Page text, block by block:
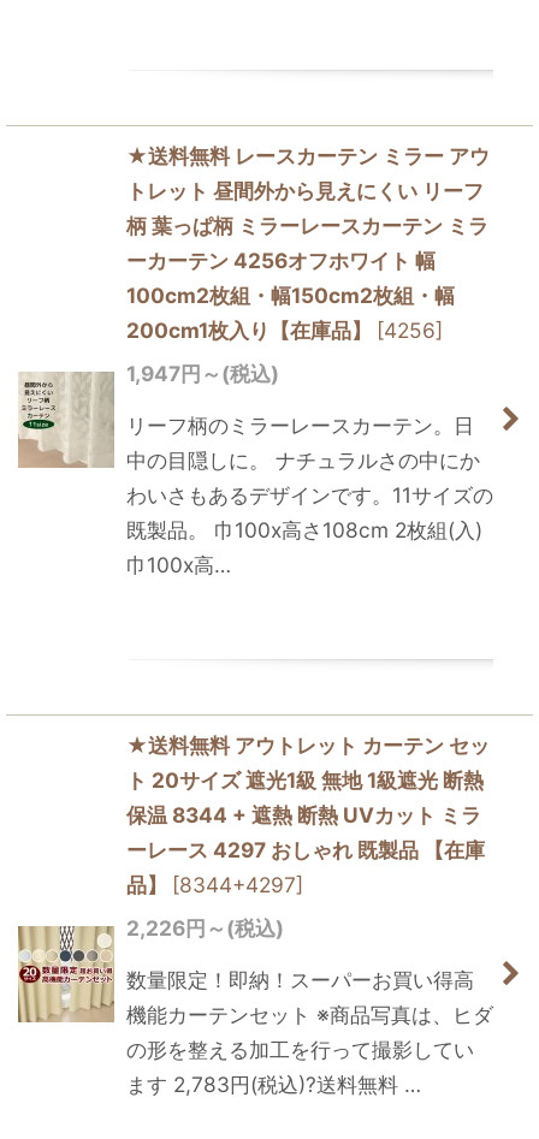
★送料無料 レースカーテン ミラー アウ
トレット 昼間外から見えにくい リーフ
柄 葉っぱ柄 ミラーレースカーテン ミラ
ーカーテン 4256オフホワイト 幅
100cm2枚組・幅150cm2枚組・幅
200cm1枚入り【在庫品】
[4256]
1,947円～(税込)
リーフ柄のミラーレースカーテン。日
中の目隠しに。 ナチュラルさの中にか
わいさもあるデザインです。11サイズの
既製品。 巾100x高さ108cm 2枚組(入)
巾100x高…
★送料無料 アウトレット カーテン セッ
ト 20サイズ 遮光1級 無地 1級遮光 断熱
保温 8344 + 遮熱 断熱 UVカット ミラ
ーレース 4297 おしゃれ 既製品 【在庫
品】
[8344+4297]
2,226円～(税込)
数量限定！即納！スーパーお買い得高
機能カーテンセット ※商品写真は、ヒダ
の形を整える加工を行って撮影してい
ます 2,783円(税込)?送料無料 …